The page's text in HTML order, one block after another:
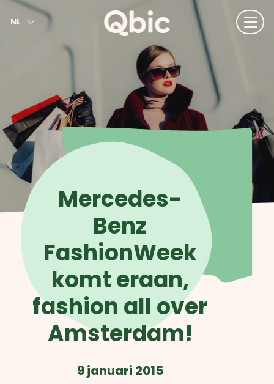
NL
ES
Mercedes-
Benz
FashionWeek
komt eraan,
fashion all over
Amsterdam!
9 januari 2015